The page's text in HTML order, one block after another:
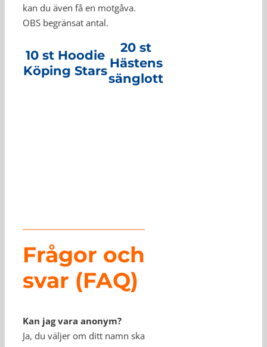
kan du även få en motgåva.
OBS begränsat antal.
10 st Hoodie
Köping Stars
20 st
Hästens
sänglott
Frågor och
svar (FAQ)
Kan jag vara anonym?
Ja, du väljer om ditt namn ska